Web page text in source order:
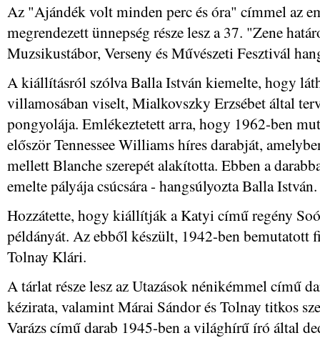
Az "Ajándék volt minden perc és óra" címmel az
megrendezett ünnepség része lesz a 37. "Zene
Muzsikustábor, Verseny és Művészeti Fesztivál
A kiállításról szólva Balla István kiemelte, hogy
villamosában viselt, Mialkovszky Erzsébet által
pongyolája. Emlékeztetett arra, hogy 1962-ben
először Tennessee Williams híres darabját,
mellett Blanche szerepét alakította. Ebben a
emelte pályája csúcsára - hangsúlyozta Balla István.
Hozzátette, hogy kiállítják a Katyi című regény
példányát. Az ebből készült, 1942-ben bemutatott
Tolnay Klári.
A tárlat része lesz az Utazások nénikémmel című
kézirata, valamint Márai Sándor és Tolnay titkos
Varázs című darab 1945-ben a világhírű író által